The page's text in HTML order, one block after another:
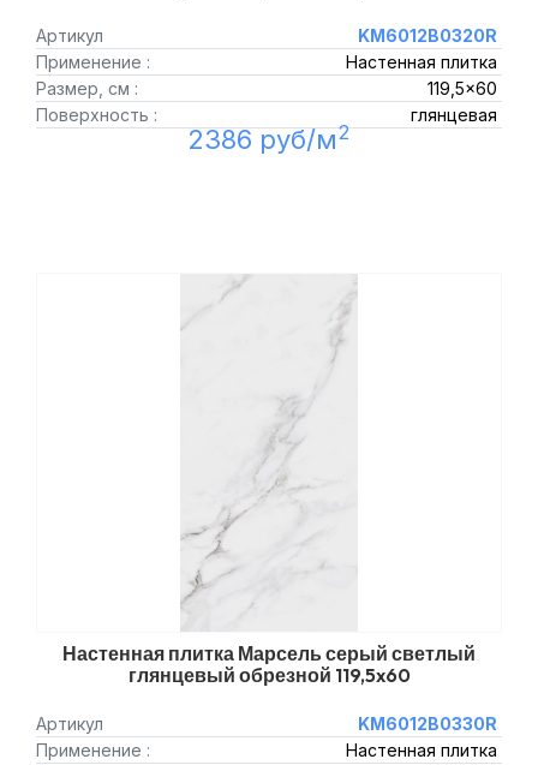
Артикул
KM6012B0320R
Применение :
Настенная плитка
Размер, см :
119,5x60
Поверхность :
глянцевая
2386 руб/м2
Настенная плитка Марсель серый светлый
глянцевый обрезной 119,5x60
Артикул
KM6012B0330R
Применение :
Настенная плитка